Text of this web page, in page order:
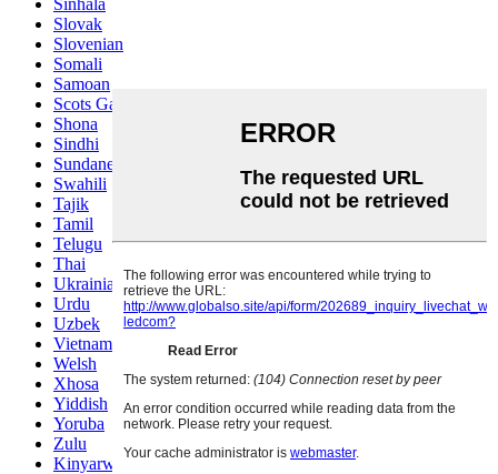
Sinhala
Slovak
Slovenian
Somali
Samoan
Scots Gaelic
Shona
Sindhi
Sundanese
Swahili
Tajik
Tamil
Telugu
Thai
Ukrainian
Urdu
Uzbek
Vietnamese
Welsh
Xhosa
Yiddish
Yoruba
Zulu
Kinyarwanda